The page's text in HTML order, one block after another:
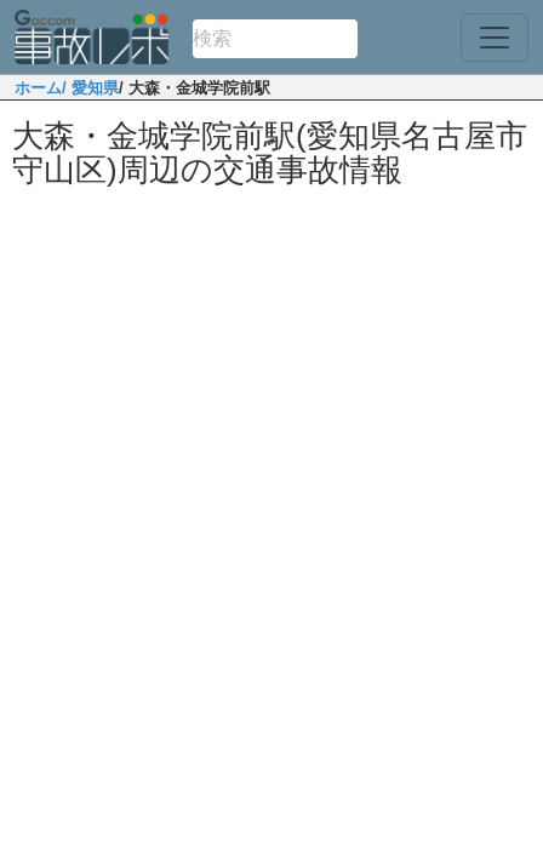
ホーム/ 愛知県/ 大森・金城学院前駅
大森・金城学院前駅(愛知県名古屋市
守山区)周辺の交通事故情報